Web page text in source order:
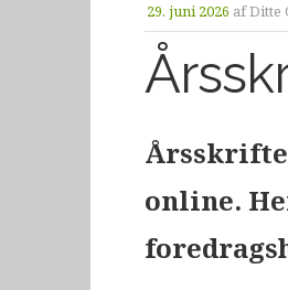
29. juni 2026 afDitte
online.